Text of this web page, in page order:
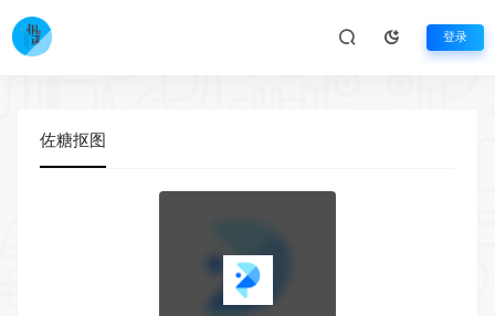
登录
佐糖抠图